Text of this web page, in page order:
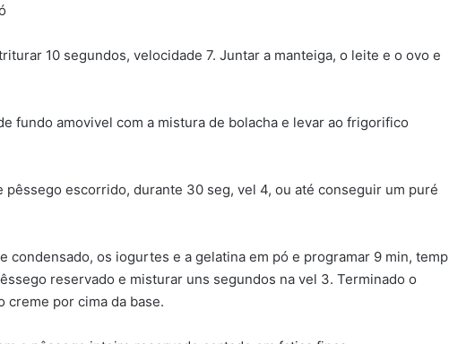
10 segundos, velocidade 7. Juntar a manteiga, o leite e o ovo e
fundo amovivel com a mistura de bolacha e levar ao frigorifico
pêssego escorrido, durante 30 seg, vel 4, ou até conseguir um puré
condensado, os iogurtes e a gelatina em pó e programar 9 min, temp
reservado e misturar uns segundos na vel 3. Terminado o
creme por cima da base.